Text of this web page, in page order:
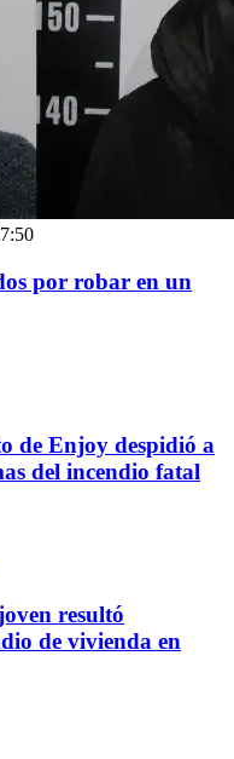
por robar en un
de Enjoy despidió a
del incendio fatal
resultó
de vivienda en